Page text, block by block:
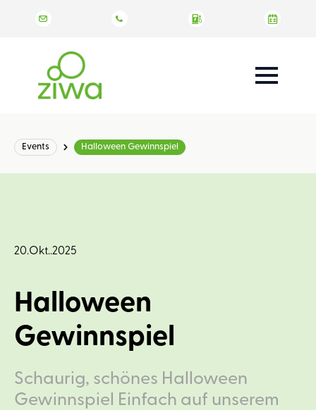
Events Halloween Gewinnspiel
20.Okt..2025
Halloween
Gewinnspiel
Schaurig, schönes Halloween
Gewinnspiel Einfach auf unserem